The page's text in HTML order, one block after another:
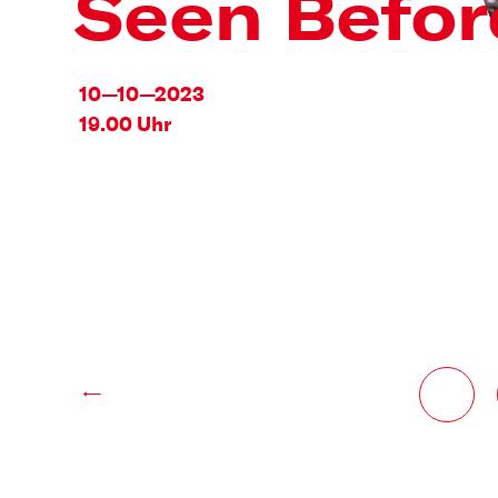
Seen
10—10—2023
19.00 Uhr
←